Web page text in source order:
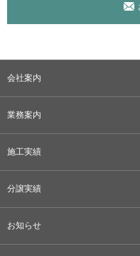
会社案内
業務案内
施工実績
分譲実績
お知らせ